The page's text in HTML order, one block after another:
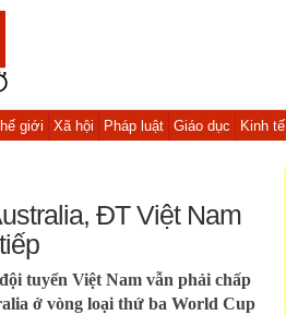
giới Xã hội Pháp luật Giáo dục Kinh tế
ĐT Việt Nam
tuyển Việt Nam vẫn phải chấp
ở vòng loại thứ ba World Cup